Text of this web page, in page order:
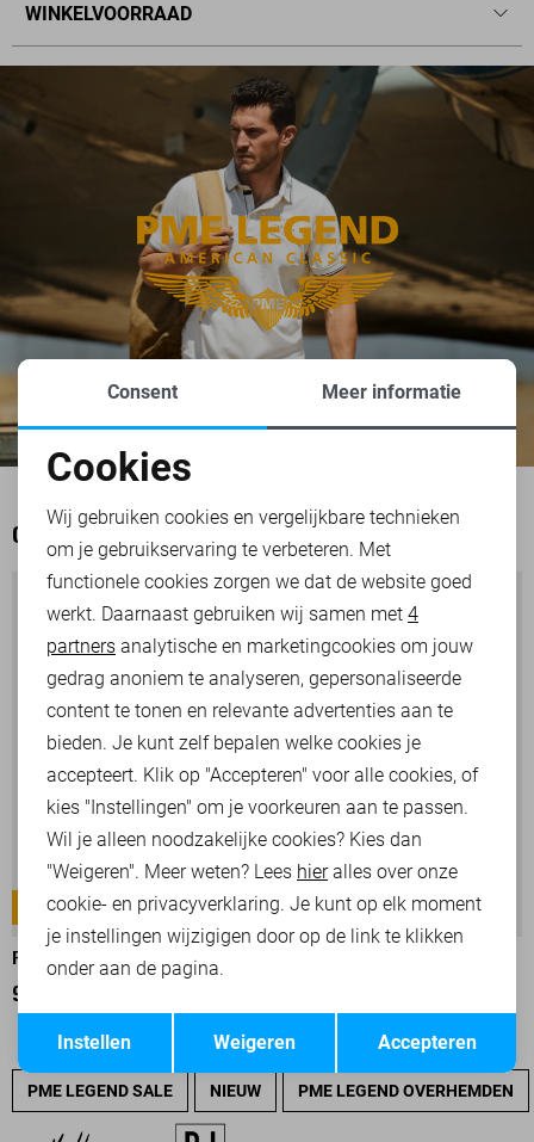
WINKELVOORRAAD
OOK HET BEKIJKEN WAARD
TAILWHEEL -25%
PME LEGEND JEANS
90,00
TAILWHEEL
PME LEGEND SALE NIEUW PME LEGEND OVERHEMDEN
Noodzakelijke cookies
Personalisatie cookies
Analytische cookies
Marketing cookies
Opslaan
Consent Meer informatie
Cookies
Wij gebruiken cookies en vergelijkbare technieken
om je gebruikservaring te verbeteren. Met
functionele cookies zorgen we dat de website goed
werkt. Daarnaast gebruiken wij samen met 4
partners analytische en marketingcookies om jouw
gedrag anoniem te analyseren, gepersonaliseerde
content te tonen en relevante advertenties aan te
bieden. Je kunt zelf bepalen welke cookies je
accepteert. Klik op "Accepteren" voor alle cookies, of
kies "Instellingen" om je voorkeuren aan te passen.
Wil je alleen noodzakelijke cookies? Kies dan
"Weigeren". Meer weten? Lees hieralles over onze
cookie- en privacyverklaring. Je kunt op elk moment
je instellingen wijzigigen door op de link te klikken
onder aan de pagina.
Accepteren
Weigeren
Instellen